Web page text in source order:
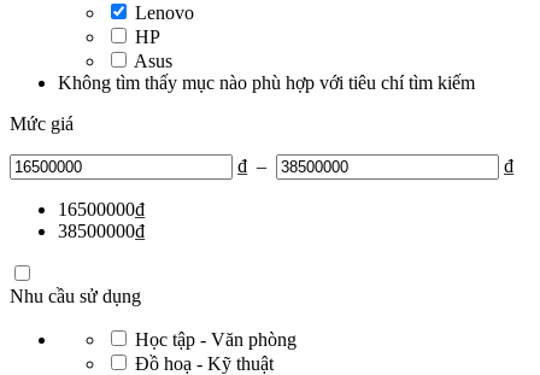
Lenovo
HP
Asus
Không tìm thấy mục nào phù hợp với tiêu chí tìm kiếm
Mức giá
₫ – ₫
16500000₫
38500000₫
Nhu cầu sử dụng
Học tập - Văn phòng
Đồ hoạ - Kỹ thuật